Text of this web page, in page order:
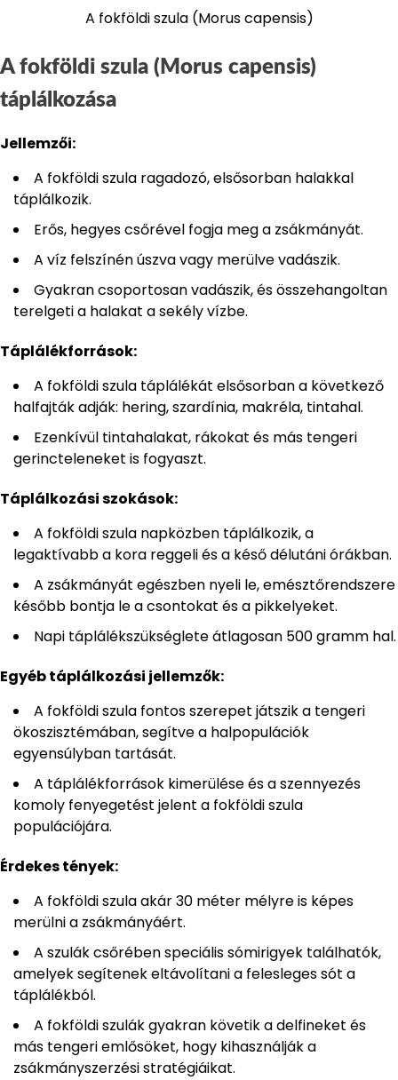
A fokföldi szula (Morus capensis)
A fokföldi szula (Morus capensis)
táplálkozása
Jellemzői:
A fokföldi szula ragadozó, elsősorban halakkal
táplálkozik.
Erős, hegyes csőrével fogja meg a zsákmányát.
A víz felszínén úszva vagy merülve vadászik.
Gyakran csoportosan vadászik, és összehangoltan
terelgeti a halakat a sekély vízbe.
Táplálékforrások:
A fokföldi szula táplálékát elsősorban a következő
halfajták adják: hering, szardínia, makréla, tintahal.
Ezenkívül tintahalakat, rákokat és más tengeri
gerincteleneket is fogyaszt.
Táplálkozási szokások:
A fokföldi szula napközben táplálkozik, a
legaktívabb a kora reggeli és a késő délutáni órákban.
A zsákmányát egészben nyeli le, emésztőrendszere
később bontja le a csontokat és a pikkelyeket.
Napi táplálékszükséglete átlagosan 500 gramm hal.
Egyéb táplálkozási jellemzők:
A fokföldi szula fontos szerepet játszik a tengeri
ökoszisztémában, segítve a halpopulációk
egyensúlyban tartását.
A táplálékforrások kimerülése és a szennyezés
komoly fenyegetést jelent a fokföldi szula
populációjára.
Érdekes tények:
A fokföldi szula akár 30 méter mélyre is képes
merülni a zsákmányáért.
A szulák csőrében speciális sómirigyek találhatók,
amelyek segítenek eltávolítani a felesleges sót a
táplálékból.
A fokföldi szulák gyakran követik a delfineket és
más tengeri emlősöket, hogy kihasználják a
zsákmányszerzési stratégiáikat.